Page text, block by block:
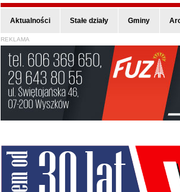
Aktualności Stałe działy Gminy
REKLAMA